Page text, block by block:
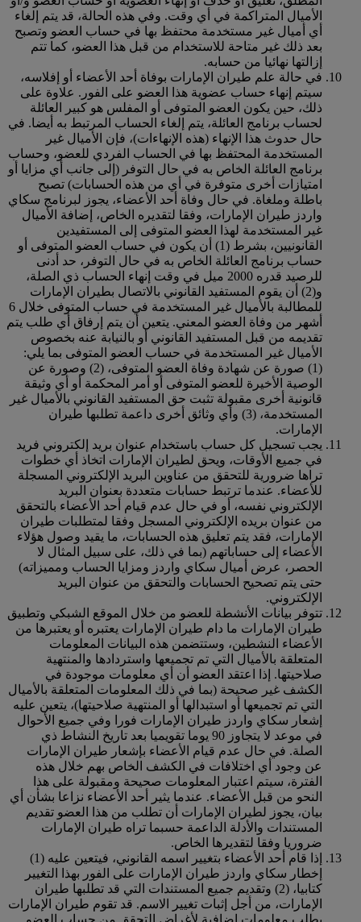
الأميال المتراكمة في أي وقت. وفي هذه الحالة، قد يتم إلغاء
أي أميال غير مستخدمة محتفظ بها في حساب العضو وتصبح
بعد ذلك غير متاحة للاستخدام من قبل هذا العضو، كما تتم
إزالتها نهائيا من حسابه.
في حالة علم طيران الإمارات بوفاة أحد الأعضاء أو إفلاسه،
سيتم إنهاء حساب عضوية هذا العضو على الفور. علاوة على
ذلك، حين يكون العضو المتوفى أو المفلس هو كبير العائلة
لحساب برنامج العائلة، يتم إلغاء الحساب المرتبط به أيضا. في
حال حدوث هذا الإنهاء (هذه الإنهاءات)، فإن الأميال غير
المستخدمة المحتفظ بها في الحساب الفردي للعضو، وحساب
برنامج العائلة الخاص به في حال التوفر (إلى جانب أي مزايا أو
امتيازات أخرى متوفرة في أي من هذه الحسابات) تصبح
باطلة وملغاة. في حال وفاة أحد الأعضاء، يجوز لبرنامج سكاي
واردز طيران الإمارات، وفقا لتقديره الخاص، إضافة الأميال
غير المستخدمة لهذا العضو المتوفى إلى المستفيدين
القانونيين، بشرط (1) أن يكون في حساب العضو المتوفى أو
حساب برنامج العائلة الخاص به في حال التوفر، حد أدنى
للرصيد قدره 2000 ميل في وقت إنهاء الحساب ذي الصلة،
و(2) أن يقوم المستفيد القانوني بالاتصال بطيران الإمارات
للمطالبة بالأميال غير المستخدمة في حساب المتوفى خلال 6
أشهر من وفاة العضو المعني. يتعين أن يتم إرفاق أي طلب يتم
تقديمه من قبل المستفيد القانوني أو بالنيابة عنه بخصوص
الأميال غير المستخدمة في حساب العضو المتوفى بما يلي:
(1) صورة عن شهادة وفاة العضو المتوفى، (2) وصورة عن
الوصية الأخيرة للعضو المتوفى أو أمر المحكمة أو أي وثيقة
قانونية أخرى مقبولة تثبت حق المستفيد القانوني بالأميال غير
المستخدمة، (3) وأي وثائق أخرى داعمة تطلبها طيران
الإمارات.
يجب تسجيل كل حساب باستخدام عنوان بريد إلكتروني فريد
في جميع الأوقات، ويحق لطيران الإمارات اتخاذ أي خطوات
تراها ضرورية للتحقق من عناوين البريد الإلكتروني المسجلة
للأعضاء. عندما ترتبط حسابات متعددة بعنوان البريد
الإلكتروني نفسه، أو في حال عدم قيام أحد الأعضاء بالتحقق
من عنوان بريده الإلكتروني المسجل وفقا لمتطلبات طيران
الإمارات، فقد يتم تعليق هذه الحسابات، ما يقيد وصول هؤلاء
الأعضاء إلى حساباتهم (بما في ذلك، على سبيل المثال لا
الحصر، عرض أميال سكاي واردز ومزايا الحساب ومميزاته)
حتى يتم تصحيح الحسابات والتحقق من عنوان البريد
الإلكتروني.
تتوفر بيانات الأنشطة للعضو من خلال الموقع الشبكي وتطبيق
طيران الإمارات ما دام طيران الإمارات يعتبره أو يعتبرها من
الأعضاء النشطين، وستتضمن هذه البيانات المعلومات
المتعلقة بالأميال التي تم تجميعها واستردادها والمنتهية
صلاحيتها. إذا اعتقد العضو أن أي معلومات موجودة في
الكشف غير صحيحة (بما في ذلك المعلومات المتعلقة بالأميال
التي تم تجميعها أو استبدالها أو المنتهية صلاحيتها)، يتعين عليه
إشعار سكاي واردز طيران الإمارات فورا وفي جميع الأحوال
في موعد لا يتجاوز 90 يوما تقويميا بعد تاريخ النشاط ذي
الصلة. في حال عدم قيام الأعضاء بإشعار طيران الإمارات
عن وجود أي اختلافات في الكشف الخاص بهم خلال هذه
الفترة، سيتم اعتبار المعلومات صحيحة ومقبولة على هذا
النحو من قبل الأعضاء. عندما يثير أحد الأعضاء نزاعا بشأن أي
بيان، يجوز لطيران الإمارات أن تطلب من هذا العضو تقديم
المستندات والأدلة الداعمة حسبما تراه طيران الإمارات
ضروريا وفقا لتقديرها الخاص.
إذا قام أحد الأعضاء بتغيير اسمه القانوني، فيتعين عليه (1)
إخطار سكاي واردز طيران الإمارات على الفور بهذا التغيير
كتابيا، (2) وتقديم جميع المستندات التي قد تطلبها طيران
الإمارات، من أجل إثبات تغيير الاسم. قد تقوم طيران الإمارات
بطلب معلومات إضافية لأغراض التحقق من حساب العضو